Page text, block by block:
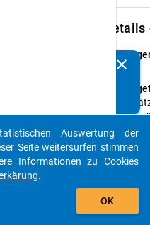
Details
89
bitte,
Ihre
clear
auto_stories
add_shopping_cart
Auswertung der
Seite weitersurfen stimmen
Informationen zu Cookies
.
OK